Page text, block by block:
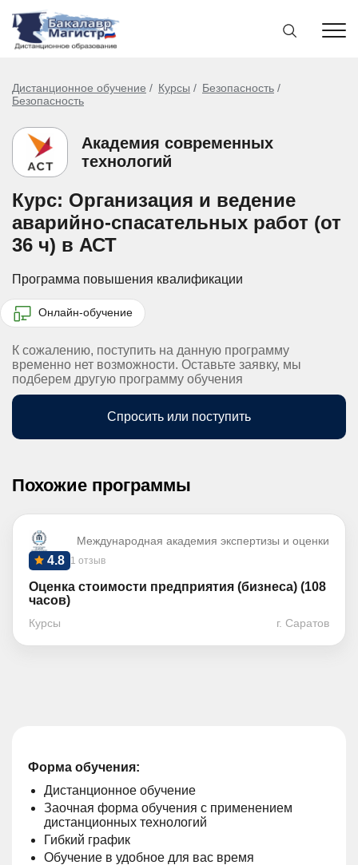
Дистанционное обучение Курсы
Безопасность
Безопасность
Академия современных
технологий
Курс: Организация и ведение
аварийно-спасательных работ (от
36 ч) в АСТ
Программа повышения квалификации
Онлайн-обучение
К сожалению, поступить на данную программу
временно нет возможности. Оставьте заявку, мы
подберем другую программу обучения
Спросить или поступить
Похожие программы
Международная академия экспертизы и оценки
1 отзыв
4.8
Оценка стоимости предприятия (бизнеса) (108
часов)
Курсы г. Саратов
Форма обучения:
Дистанционное обучение
Заочная форма обучения с применением
дистанционных технологий
Гибкий график
Обучение в удобное для вас время